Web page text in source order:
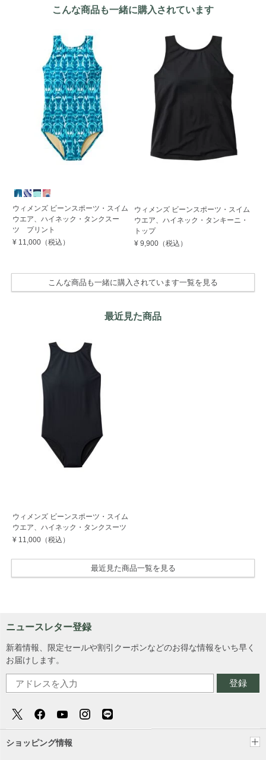
こんな商品も一緒に購入されています
ウィメンズ ビーンスポーツ・スイム
ウエア、ハイネック・タンクスー
ツ プリント
¥ 11,000（税込）
ウィメンズ ビーンスポーツ・スイム
ウエア、ハイネック・タンキーニ・
トップ
¥ 9,900 （税込）
こんな商品も一緒に購入されています一覧を見る
最近見た商品
ウィメンズ ビーンスポーツ・スイム
ウエア、ハイネック・タンクスーツ
¥ 11,000（税込）
最近見た商品一覧を見る
ニュースレター登録
新着情報、限定セールや割引クーポンなどのお得な情報をいち早く
お届けします。
登録
ショッピング情報